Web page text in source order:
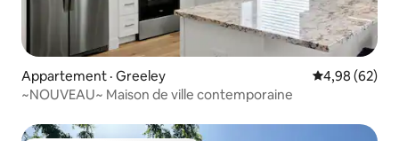
Appartement · Greeley Note
4,98 (62)
~NOUVEAU~ Maison de ville contemporaine